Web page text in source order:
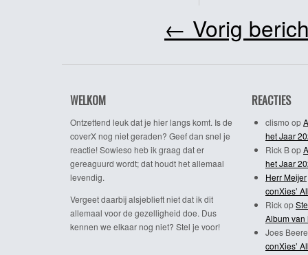
← Vorig
WELKOM
Ontzettend leuk dat je hier langs komt. Is de
coverX nog niet geraden? Geef dan snel je
reactie! Sowieso heb ik graag dat er
gereaguurd wordt; dat houdt het allemaal
levendig.
Vergeet daarbij alsjeblieft niet dat ik dit
allemaal voor de gezelligheid doe. Dus
kennen we elkaar nog niet? Stel je voor!
REACTIES
clismo op
het Jaar
Rick Bop
het Jaar
Herr Meijer
conXies’
Rickop
Album van
Joes
conXies’